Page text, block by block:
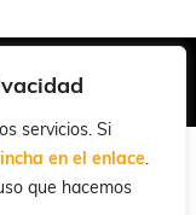
servicios. Si
en el enlace.
que hacemos